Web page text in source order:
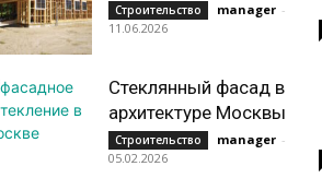
Строительство manager -
11.06.2026
Стеклянный фасад в
архитектуре Москвы
Строительство manager -
05.02.2026